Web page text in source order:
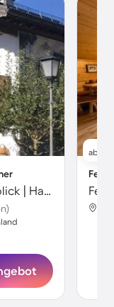
Gemütliches Apartment | Bergblick | Haustierfreundlich
ab